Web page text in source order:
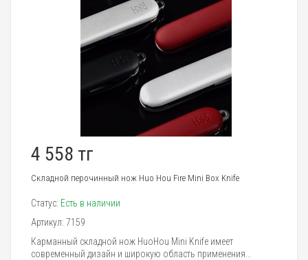
4 558 тг
Складной перочинный нож Huo Hou Fire Mini Box Knife
Статус: Есть в наличии
Артикул: 7159
Карманный складной нож HuoHou Mini Knife имеет
современный дизайн и широкую область применения...